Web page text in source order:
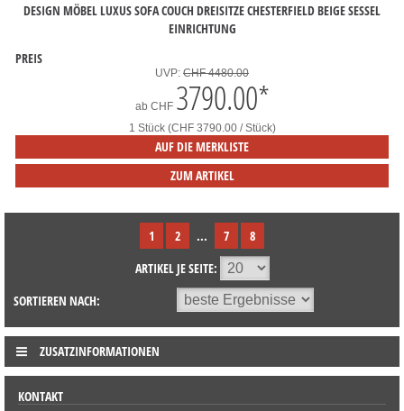
DESIGN MÖBEL LUXUS SOFA COUCH DREISITZE CHESTERFIELD BEIGE SESSEL
EINRICHTUNG
PREIS
UVP: CHF 4480.00
ab CHF 3790.00*
1 Stück (CHF 3790.00 / Stück)
AUF DIE MERKLISTE
ZUM ARTIKEL
1 2 ... 7
8
ARTIKEL JE SEITE:
SORTIEREN NACH:
ZUSATZINFORMATIONEN
KONTAKT